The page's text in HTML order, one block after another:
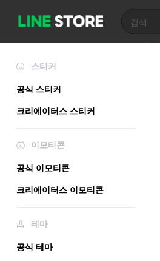
스티커
공식 스티커
크리에이터스 스티커
이모티콘
공식 이모티콘
크리에이터스 이모티콘
테마
공식 테마